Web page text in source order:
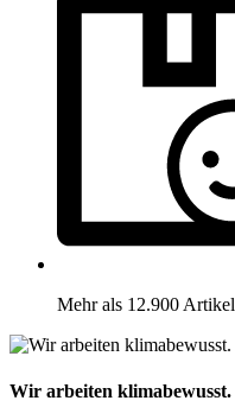
Mehr als 12.900 Artikel
Wir arbeiten klimabewusst.